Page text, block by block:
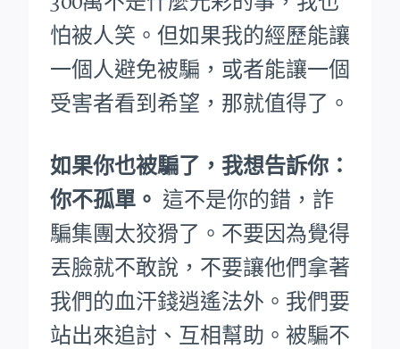
怕被人笑。 但如果我的經歷能讓
一個人避免被騙，或者能讓一個
受害者看到希望，那就值得了。
如果你也被騙了，我想告訴你：
你不孤單。 這不是你的錯，詐
騙集團太狡猾了。不要因為覺得
丟臉就不敢說，不要讓他們拿著
我們的血汗錢逍遙法外。 我們要
站出來追討、互相幫助。被騙不